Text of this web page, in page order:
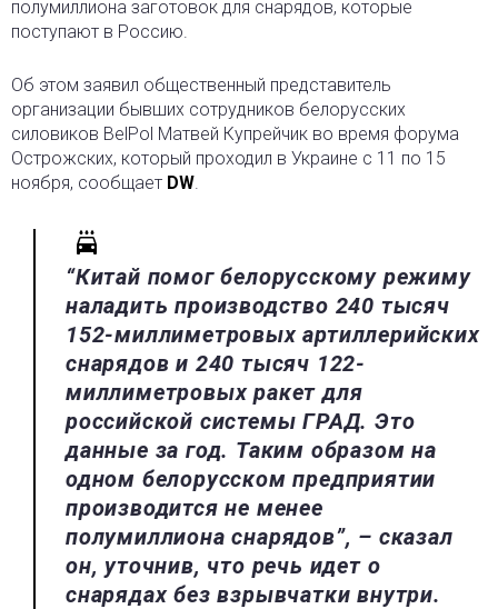
полумиллиона заготовок для снарядов, которые
поступают в Россию.
Об этом заявил общественный представитель
организации бывших сотрудников белорусских
силовиков BelPol Матвей Купрейчик во время форума
Острожских, который проходил в Украине с 11 по 15
ноября, сообщает DW
“Китай помог белорусскому режиму
наладить производство 240 тысяч
152-миллиметровых артиллерийских
снарядов и 240 тысяч 122-
миллиметровых ракет для
российской системы ГРАД. Это
данные за год. Таким образом на
одном белорусском предприятии
производится не менее
полумиллиона снарядов”, – сказал
он, уточнив, что речь идет о
снарядах без взрывчатки внутри.